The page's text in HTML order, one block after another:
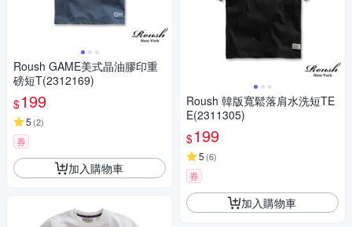
Roush GAME美式晶油膠印重
磅短T(2312169)
$199
5 (2)
券
加入購物車
Roush 韓版寬鬆落肩水洗短TE
E(2311305)
$199
5 (6)
券
加入購物車